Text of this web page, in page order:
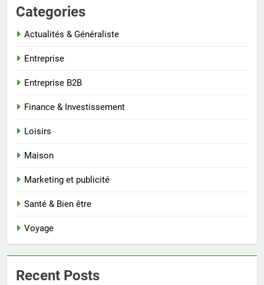
Categories
Actualités & Généraliste
Entreprise
Entreprise B2B
Finance & Investissement
Loisirs
Maison
Marketing et publicité
Santé & Bien être
Voyage
Recent Posts